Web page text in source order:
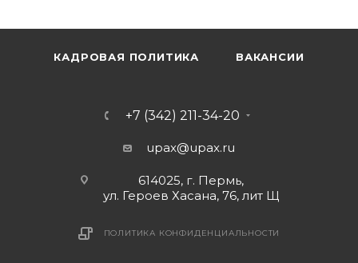
КАДРОВАЯ ПОЛИТИКА ВАКАНСИИ
+7 (342) 211-34-20
upax@upax.ru
614025, г. Пермь,
ул. Героев Хасана, 76, лит Щ
ПОЛИТИКА КОНФИДЕНЦИАЛЬНОСТИ